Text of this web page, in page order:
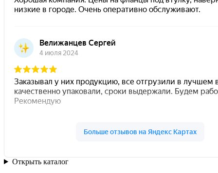
Открыть каталог